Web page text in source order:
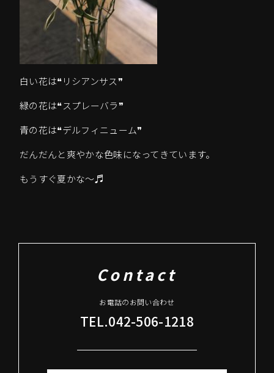
白い花は❝リシアンサス❞
緑の花は❝スプレーバラ❞
青の花は❝デルフィニューム❞
だんだんと爽やかな色味になってきています。
もうすぐ夏かな～♬
Contact
お電話のお問い合わせ
TEL.042-506-1218